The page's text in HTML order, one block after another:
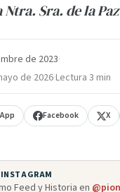
Sra. de la Paz
de 2023·
de 2026·Lectura 3 min
Facebook X
Feed y Historia en